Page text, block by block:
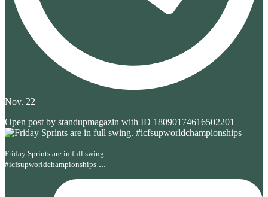
Nov. 22
Open post by standupmagazin with ID 18090174616502201
Friday Sprints are in full swing.
#icfsupworldchampionships ...